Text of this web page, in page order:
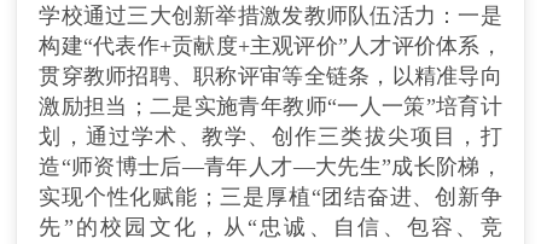
学校通过三大创新举措激发教师队伍活力：一是
构建“代表作+贡献度+主观评价”人才评价体系，
贯穿教师招聘、职称评审等全链条，以精准导向
激励担当；二是实施青年教师“一人一策”培育计
划，通过学术、教学、创作三类拔尖项目，打
造“师资博士后—青年人才—大先生”成长阶梯，
实现个性化赋能；三是厚植“团结奋进、创新争
先”的校园文化，从“忠诚、自信、包容、竞